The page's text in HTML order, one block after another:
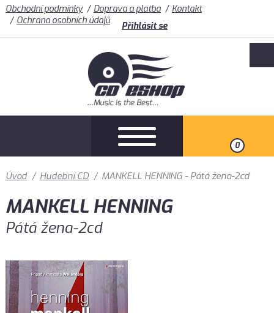
Obchodní podmínky Doprava a platba
Kontakt
Ochrana osobních údajů
Přihlásit se
0
Úvod / Hudební CD / MANKELL HENNING - Pátá žena-2cd
MANKELL HENNING
Pátá žena-2cd